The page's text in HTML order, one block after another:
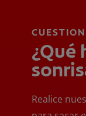
¿Qué
Realice